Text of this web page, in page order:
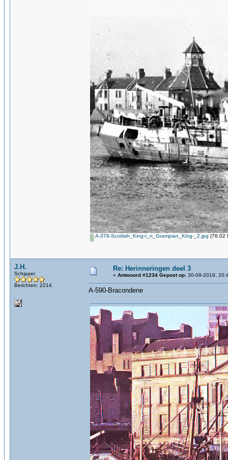
A-378-Scottish_King-r_n_Grampian_King-_2.jpg (76.02
J.H.
Schipper
Berichten: 2214
Re: Herinneringen deel 3
« Antwoord #1234 Gepost op: 30-09-2019,
A-590-Bracondene